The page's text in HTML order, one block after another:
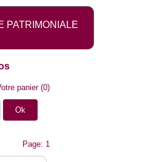
PATRIMONIALE
panier(0)
Page: 1